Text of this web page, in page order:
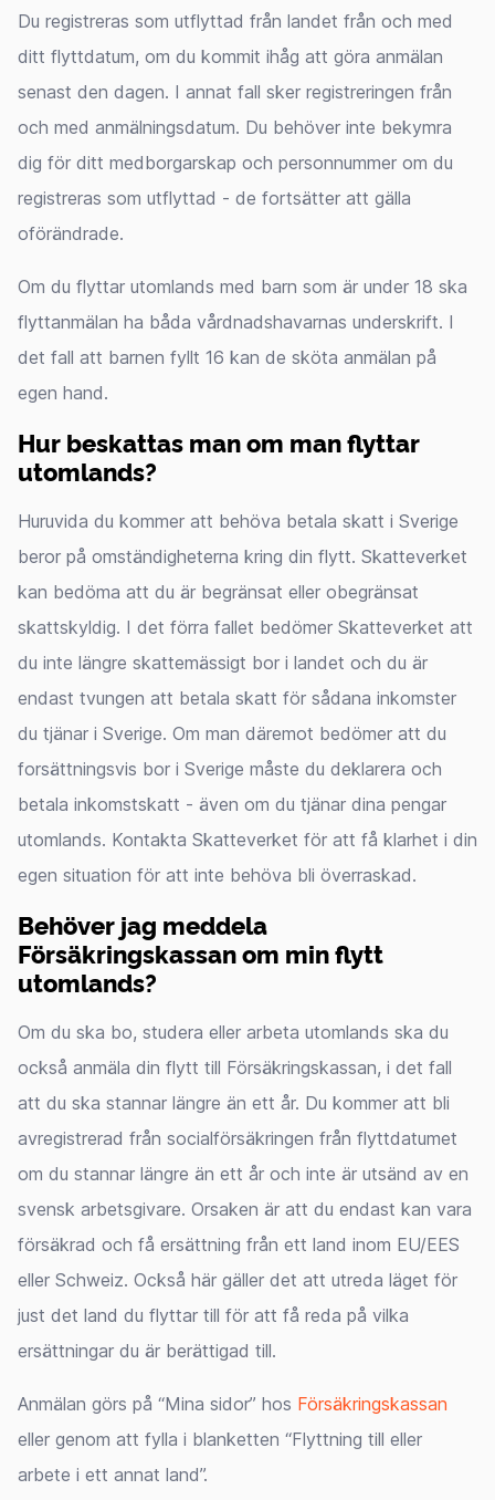
Du registreras som utflyttad från landet från och med
ditt flyttdatum, om du kommit ihåg att göra anmälan
senast den dagen. I annat fall sker registreringen från
och med anmälningsdatum. Du behöver inte bekymra
dig för ditt medborgarskap och personnummer om du
registreras som utflyttad - de fortsätter att gälla
oförändrade.
Om du flyttar utomlands med barn som är under 18 ska
flyttanmälan ha båda vårdnadshavarnas underskrift. I
det fall att barnen fyllt 16 kan de sköta anmälan på
egen hand.
Hur beskattas man om man flyttar
utomlands?
Huruvida du kommer att behöva betala skatt i Sverige
beror på omständigheterna kring din flytt. Skatteverket
kan bedöma att du är begränsat eller obegränsat
skattskyldig. I det förra fallet bedömer Skatteverket att
du inte längre skattemässigt bor i landet och du är
endast tvungen att betala skatt för sådana inkomster
du tjänar i Sverige. Om man däremot bedömer att du
forsättningsvis bor i Sverige måste du deklarera och
betala inkomstskatt - även om du tjänar dina pengar
utomlands. Kontakta Skatteverket för att få klarhet i din
egen situation för att inte behöva bli överraskad.
Behöver jag meddela
Försäkringskassan om min flytt
utomlands?
Om du ska bo, studera eller arbeta utomlands ska du
också anmäla din flytt till Försäkringskassan, i det fall
att du ska stannar längre än ett år. Du kommer att bli
avregistrerad från socialförsäkringen från flyttdatumet
om du stannar längre än ett år och inte är utsänd av en
svensk arbetsgivare. Orsaken är att du endast kan vara
försäkrad och få ersättning från ett land inom EU/EES
eller Schweiz. Också här gäller det att utreda läget för
just det land du flyttar till för att få reda på vilka
ersättningar du är berättigad till.
Anmälan görs på “Mina sidor” hos Försäkringskassan
eller genom att fylla i blanketten “Flyttning till eller
arbete i ett annat land”.